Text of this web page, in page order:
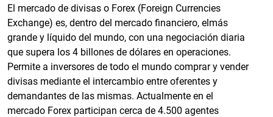
El mercado de divisas o Forex (Foreign Currencies
Exchange) es, dentro del mercado financiero, elmás
grande y líquido del mundo, con una negociación diaria
que supera los 4 billones de dólares en operaciones.
Permite a inversores de todo el mundo comprar y vender
divisas mediante el intercambio entre oferentes y
demandantes de las mismas. Actualmente en el
mercado Forex participan cerca de 4.500 agentes